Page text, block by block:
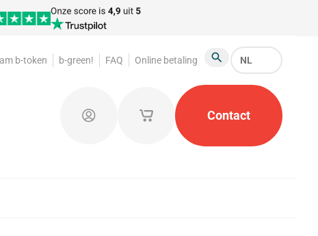
b-token b-green! FAQ Online betaling
Zoeken
NL
Garderobemunten Promotiemateriaal Kleine
Aanmelden Mijn opgeslagen winkelwagentjes
Contact